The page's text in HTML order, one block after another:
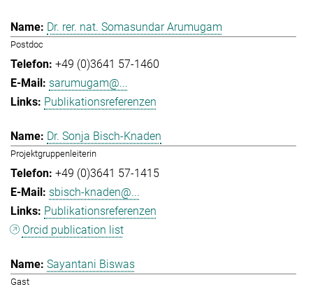
Dr. rer. nat. Somasundar Arumugam
Postdoc
+49 (0)3641 57-1460
sarumugam@...
Publikationsreferenzen
Dr. Sonja Bisch-Knaden
Projektgruppenleiterin
+49 (0)3641 57-1415
sbisch-knaden@...
Publikationsreferenzen
Orcid publication list
Sayantani Biswas
Gast